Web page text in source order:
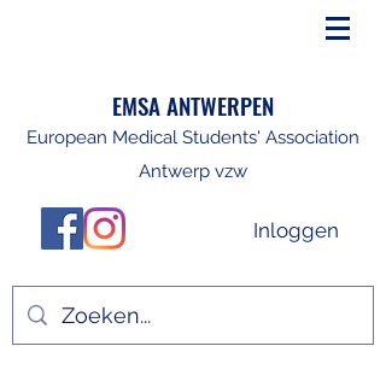
EMSA ANTWERPEN
European Medical Students' Association
Antwerp vzw
Inloggen